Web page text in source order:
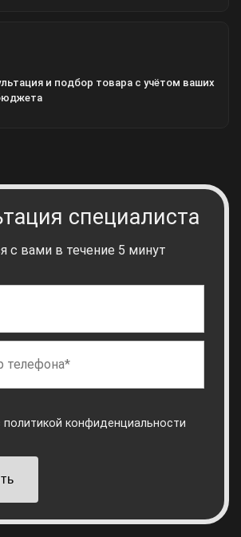
и подбор товара с учётом ваших
специалиста
вами в течение 5 минут
политикой конфиденциальности